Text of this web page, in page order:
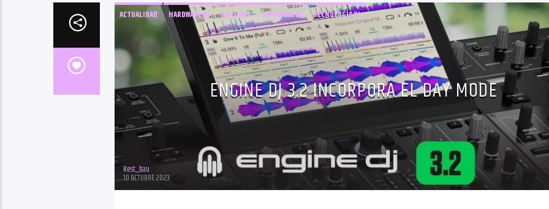
ACTUALIDAD HARDWARE DJ NOTICIAS SOFTWARE DJ TECNOLOGÍA DJ
ENGINE DJ 3.2 INCORPORA EL DAY MODE
Rest_bau
10 OCTUBRE 2023